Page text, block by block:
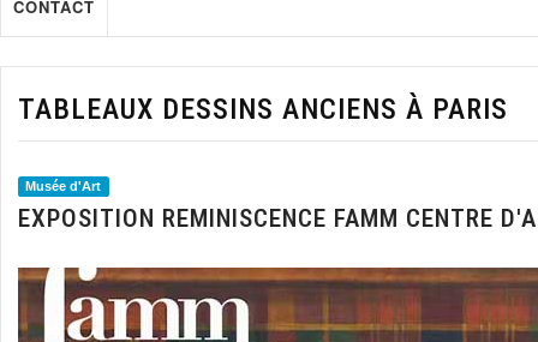
CONTACT
TABLEAUX DESSINS ANCIENS À PARIS
Musée d'Art
EXPOSITION REMINISCENCE FAMM CENTRE